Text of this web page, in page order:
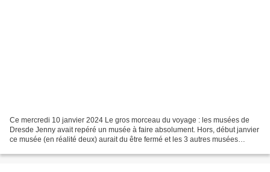
Ce mercredi 10 janvier 2024 Le gros morceau du voyage : les musées de
Dresde Jenny avait repéré un musée à faire absolument. Hors, début janvier
ce musée (en réalité deux) aurait du être fermé et les 3 autres musées